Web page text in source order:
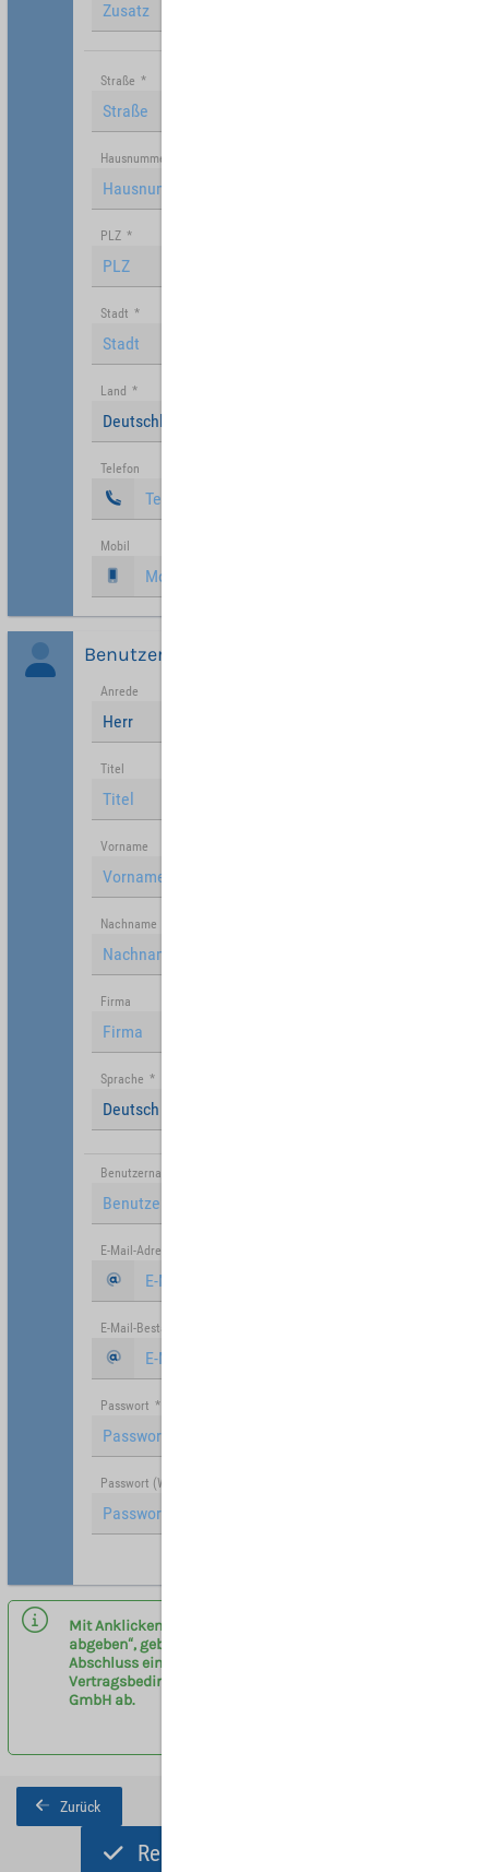
Straße *
Hausnummer
PLZ *
Stadt *
Land *
Deutschland
Telefon
Mobil
Benutzer
Anrede
Herr
Titel
Vorname
Nachname
Firma
Sprache *
Deutsch (Deutschland)
Benutzername
E-Mail-Adresse
E-Mail-Bestätigung
Passwort *
Passwort (Wiederholung)
Mit Anklicken des Buttons „Registrieren und Angebot
abgeben“, geben sie eine verbindliche Anfrage zum
Abschluss eines Vermittlervertrages entsprechend der
Vertragsbedingungen am Flughafen Leipzig/Halle
GmbH ab.
Zurück
Registrieren und Angebot abgeben